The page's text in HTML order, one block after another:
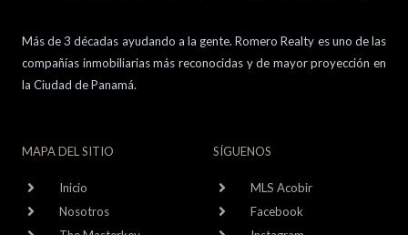
Más de 3 décadas ayudando a la gente. Romero Realty es uno de las
compañías inmobiliarias más reconocidas y de mayor proyección en
la Ciudad de Panamá.
MAPA DEL SITIO
Inicio
Nosotros
SÍGUENOS
MLS Acobir
Facebook